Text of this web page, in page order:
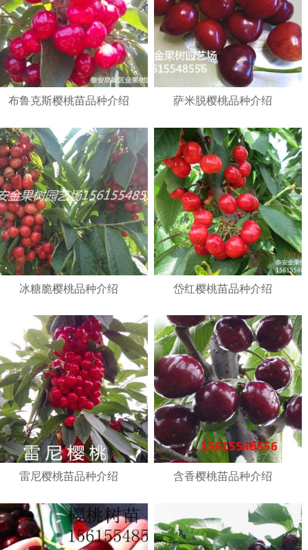
布鲁克斯樱桃苗品种介绍 萨米脱樱桃品种介绍
冰糖脆樱桃品种介绍 岱红樱桃苗品种介绍
雷尼樱桃苗品种介绍 含香樱桃苗品种介绍